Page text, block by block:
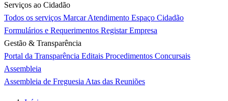
Serviços ao Cidadão
Todos os serviços Marcar Atendimento Espaço Cidadão
Formulários e Requerimentos Registar Empresa
Gestão & Transparência
Portal da Transparência Editais Procedimentos Concursais
Assembleia
Assembleia de Freguesia Atas das Reuniões